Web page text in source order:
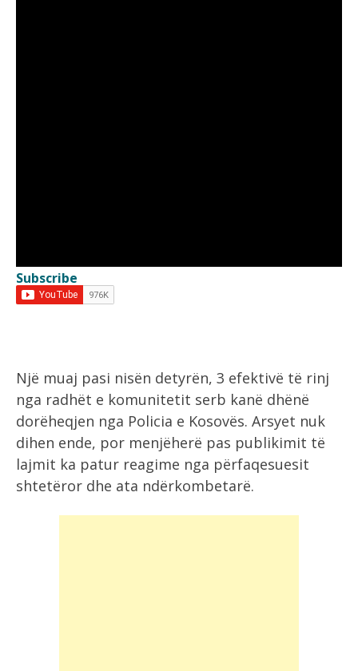
Subscribe
Një muaj pasi nisën detyrën, 3 efektivë të rinj
nga radhët e komunitetit serb kanë dhënë
dorëheqjen nga Policia e Kosovës. Arsyet nuk
dihen ende, por menjëherë pas publikimit të
lajmit ka patur reagime nga përfaqesuesit
shtetëror dhe ata ndërkombetarë.